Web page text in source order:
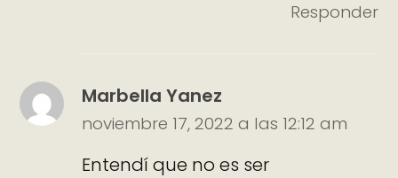
Responder
Marbella Yanez
noviembre 17, 2022 a las 12:12 am
Entendí que no es ser